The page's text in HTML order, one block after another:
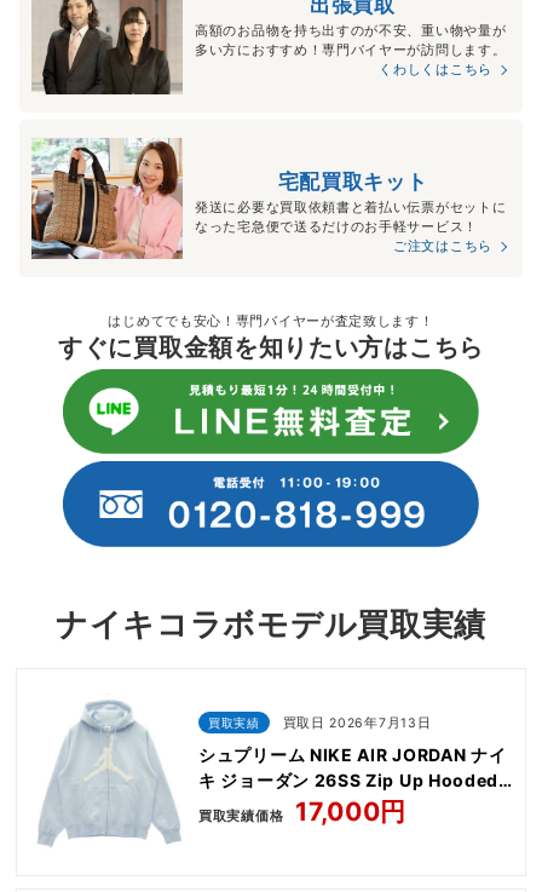
高額のお品物を持ち出すのが不安、重い物や量が
多い方におすすめ！専門バイヤーが訪問します。
くわしくはこちら
宅配買取キット
発送に必要な買取依頼書と着払い伝票がセットに
なった宅急便で送るだけのお手軽サービス！
ご注文はこちら
はじめてでも安心！専門バイヤーが査定致します！
すぐに買取金額を知りたい方はこちら
ナイキコラボモデル買取実績
買取実績 買取日 2026年7月13日
シュプリーム NIKE AIR JORDAN ナイ
キ ジョーダン 26SS Zip Up Hooded
Sweatshirt
買取実績価格 17,000円